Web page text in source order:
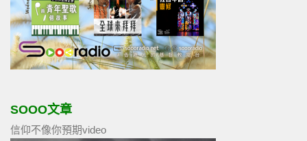
SOOO文章
信仰不像你預期video